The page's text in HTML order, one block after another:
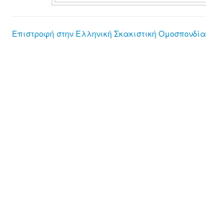
Επιστροφή στην Ελληνική Σκακιστική Ομοσπονδία